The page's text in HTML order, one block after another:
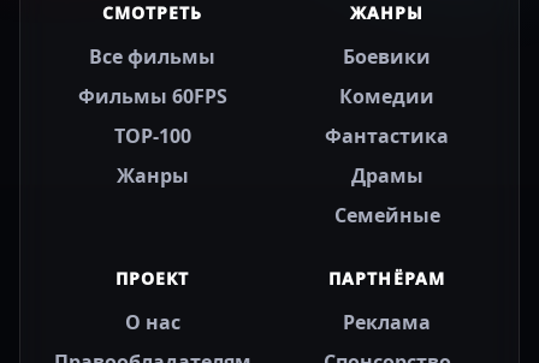
СМОТРЕТЬ
Все фильмы
Фильмы 60FPS
TOP-100
Жанры
ЖАНРЫ
Боевики
Комедии
Фантастика
Драмы
Семейные
ПРОЕКТ
О нас
ПАРТНЁРАМ
Реклама